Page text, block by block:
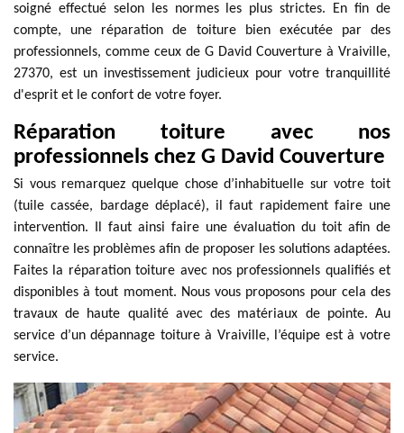
soigné effectué selon les normes les plus strictes. En fin de
compte, une réparation de toiture bien exécutée par des
professionnels, comme ceux de G David Couverture à Vraiville,
27370, est un investissement judicieux pour votre tranquillité
d'esprit et le confort de votre foyer.
Réparation toiture avec nos
professionnels chez G David Couverture
Si vous remarquez quelque chose d’inhabituelle sur votre toit
(tuile cassée, bardage déplacé), il faut rapidement faire une
intervention. Il faut ainsi faire une évaluation du toit afin de
connaître les problèmes afin de proposer les solutions adaptées.
Faites la réparation toiture avec nos professionnels qualifiés et
disponibles à tout moment. Nous vous proposons pour cela des
travaux de haute qualité avec des matériaux de pointe. Au
service d’un dépannage toiture à Vraiville, l’équipe est à votre
service.